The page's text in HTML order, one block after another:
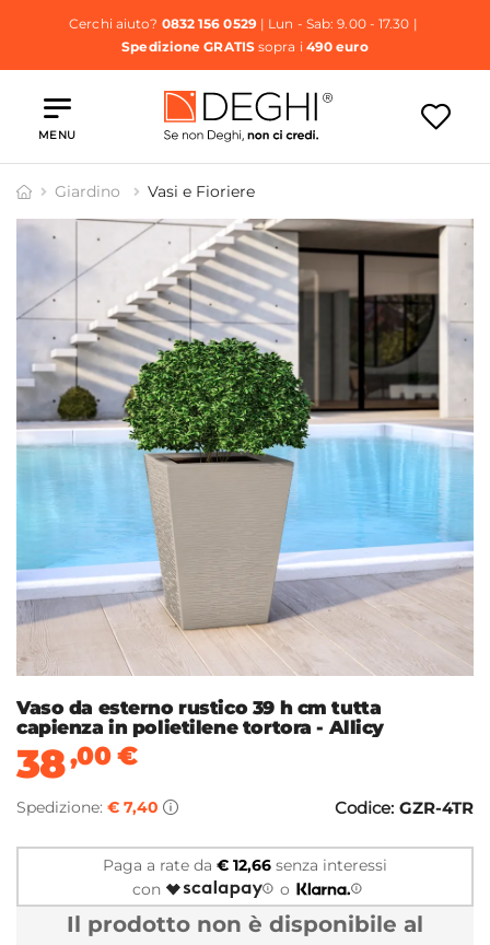
Cerchi aiuto? 0832 156 0529| Lun - Sab: 9.00 - 17.30 |
Spedizione GRATISsopra i 490 euro
MENU
Giardino Vasi e Fioriere
Vaso da esterno rustico 39 h cm tutta
capienza in polietilene tortora - Allicy
38,00€
Spedizione: € 7,40 Codice: GZR-4TR
Paga a rate da € 12,66 senza interessi
con
o
Il prodotto non è disponibile al